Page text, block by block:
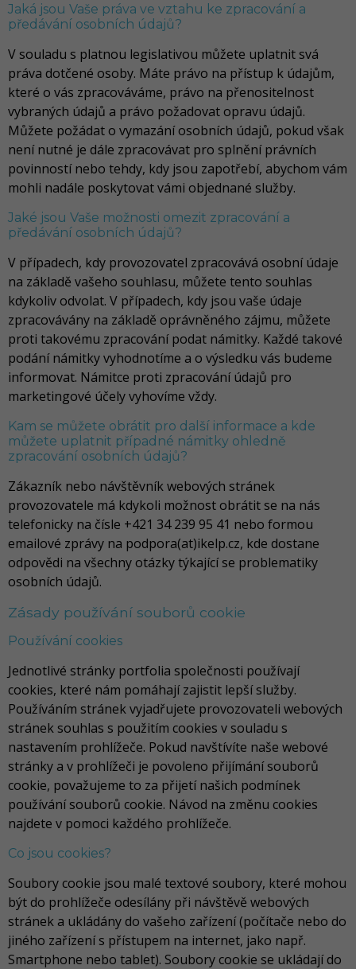
Jaká jsou Vaše práva ve vztahu ke zpracování a
předávání osobních údajů?
V souladu s platnou legislativou můžete uplatnit svá
práva dotčené osoby. Máte právo na přístup k údajům,
které o vás zpracováváme, právo na přenositelnost
vybraných údajů a právo požadovat opravu údajů.
Můžete požádat o vymazání osobních údajů, pokud však
není nutné je dále zpracovávat pro splnění právních
povinností nebo tehdy, kdy jsou zapotřebí, abychom vám
mohli nadále poskytovat vámi objednané služby.
Jaké jsou Vaše možnosti omezit zpracování a
předávání osobních údajů?
V případech, kdy provozovatel zpracovává osobní údaje
na základě vašeho souhlasu, můžete tento souhlas
kdykoliv odvolat. V případech, kdy jsou vaše údaje
zpracovávány na základě oprávněného zájmu, můžete
proti takovému zpracování podat námitky. Každé takové
podání námitky vyhodnotíme a o výsledku vás budeme
informovat. Námitce proti zpracování údajů pro
marketingové účely vyhovíme vždy.
Kam se můžete obrátit pro další informace a kde
můžete uplatnit případné námitky ohledně
zpracování osobních údajů?
Zákazník nebo návštěvník webových stránek
provozovatele má kdykoli možnost obrátit se na nás
telefonicky na čísle +421 34 239 95 41 nebo formou
emailové zprávy na podpora(at)ikelp.cz, kde dostane
odpovědi na všechny otázky týkající se problematiky
osobních údajů.
Zásady používání souborů cookie
Používání cookies
Jednotlivé stránky portfolia společnosti používají
cookies, které nám pomáhají zajistit lepší služby.
Používáním stránek vyjadřujete provozovateli webových
stránek souhlas s použitím cookies v souladu s
nastavením prohlížeče. Pokud navštívíte naše webové
stránky a v prohlížeči je povoleno přijímání souborů
cookie, považujeme to za přijetí našich podmínek
používání souborů cookie. Návod na změnu cookies
najdete v pomoci každého prohlížeče.
Co jsou cookies?
Soubory cookie jsou malé textové soubory, které mohou
být do prohlížeče odesílány při návštěvě webových
stránek a ukládány do vašeho zařízení (počítače nebo do
jiného zařízení s přístupem na internet, jako např.
Smartphone nebo tablet). Soubory cookie se ukládají do